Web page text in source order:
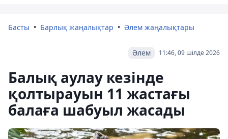
Басты Барлық жаңалықтар Әлем жаңалықтары
11:46, 09 шілде 2026
Әлем
Балық аулау кезінде
қолтырауын 11 жастағы
балаға шабуыл жасады